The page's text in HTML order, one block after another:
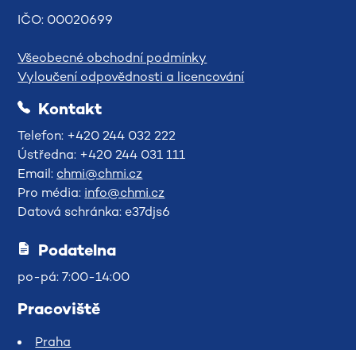
IČO: 00020699
Všeobecné obchodní podmínky
Vyloučení odpovědnosti a licencování
Kontakt
Telefon: +420 244 032 222
Ústředna: +420 244 031 111
Email: chmi@chmi.cz
Pro média: info@chmi.cz
Datová schránka: e37djs6
Podatelna
po-pá: 7:00-14:00
Pracoviště
Praha